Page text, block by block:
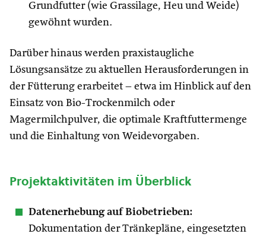
Grundfutter (wie Grassilage, Heu und Weide)
gewöhnt wurden.
Darüber hinaus werden praxistaugliche
Lösungsansätze zu aktuellen Herausforderungen in
der Fütterung erarbeitet – etwa im Hinblick auf den
Einsatz von Bio-Trockenmilch oder
Magermilchpulver, die optimale Kraftfuttermenge
und die Einhaltung von Weidevorgaben.
Projektaktivitäten im Überblick
Datenerhebung auf Biobetrieben:
Dokumentation der Tränkepläne, eingesetzten